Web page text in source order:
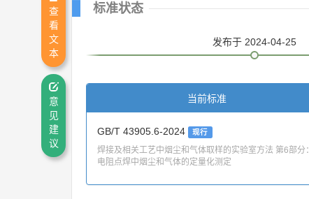
标准状态
发布于 2024-04-25
当前标准
GB/T 43905.6-2024 现行
焊接及相关工艺中烟尘和气体取样的实验室方法 第6部分：
电阻点焊中烟尘和气体的定量化测定
查
看
文
本
意
见
建
议